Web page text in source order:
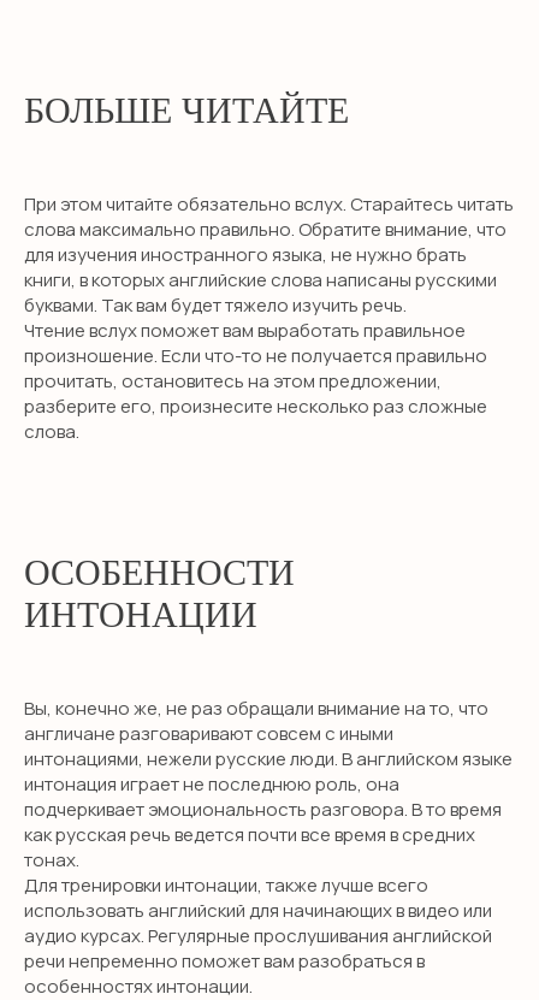
БОЛЬШЕ ЧИТАЙТЕ
При этом читайте обязательно вслух. Старайтесь читать
слова максимально правильно. Обратите внимание, что
для изучения иностранного языка, не нужно брать
книги, в которых английские слова написаны русскими
буквами. Так вам будет тяжело изучить речь.
Чтение вслух поможет вам выработать правильное
произношение. Если что-то не получается правильно
прочитать, остановитесь на этом предложении,
разберите его, произнесите несколько раз сложные
слова.
ОСОБЕННОСТИ
ИНТОНАЦИИ
Вы, конечно же, не раз обращали внимание на то, что
англичане разговаривают совсем с иными
интонациями, нежели русские люди. В английском языке
интонация играет не последнюю роль, она
подчеркивает эмоциональность разговора. В то время
как русская речь ведется почти все время в средних
тонах.
Для тренировки интонации, также лучше всего
использовать английский для начинающих в видео или
аудио курсах. Регулярные прослушивания английской
речи непременно поможет вам разобраться в
особенностях интонации.